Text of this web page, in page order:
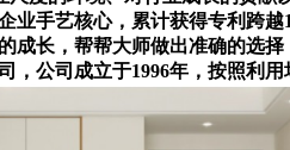
手艺核心，累计获得专利跨
长，帮帮大师做出准确的选
公司成立于1996年，按照利